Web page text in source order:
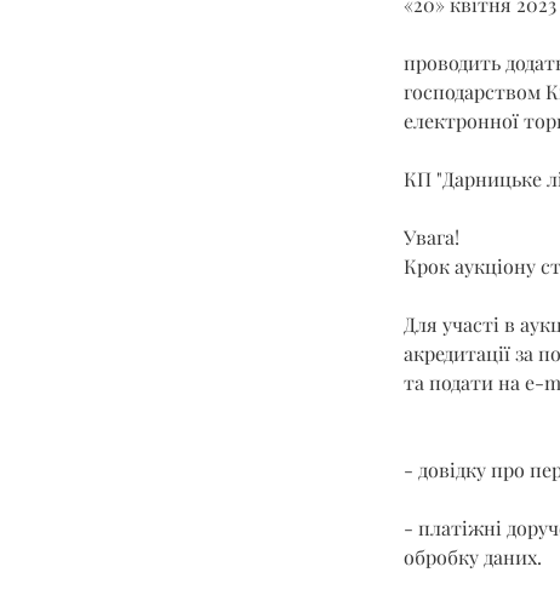
проводить
господарством
електронної
КП "Дарницьке
Увага!
Крок аукціону
Для участі в
акредитації за
та подати на e-
- довідку про
- платіжні
обробку даних.